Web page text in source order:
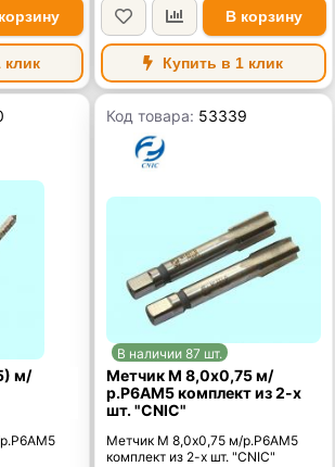
клик
В корзину
Купить в 1 клик
м/
р.Р6АМ5
Код товара: 53339
В наличии 87 шт.
Метчик М 8,0х0,75 м/
р.Р6АМ5 комплект из 2-х
шт. "CNIC"
Метчик М 8,0х0,75 м/р.Р6АМ5
комплект из 2-х шт. "CNIC"